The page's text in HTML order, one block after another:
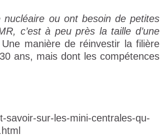
ou ont besoin de petites
c’est à peu près la taille d’une
manière de réinvestir la filière
ans, mais dont les compétences
savoir-sur-les-mini-centrales-qu-